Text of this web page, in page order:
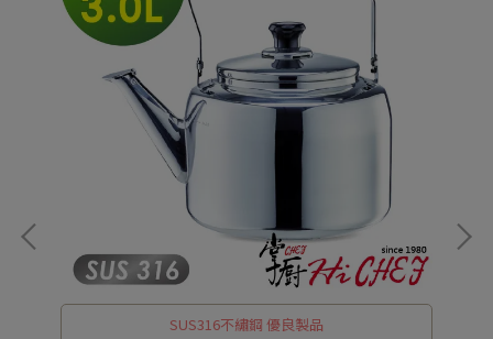
SUS316不繡鋼 優良製品